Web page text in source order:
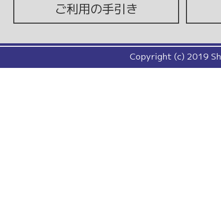
ご利用の手引き
Copyright (c) 2019